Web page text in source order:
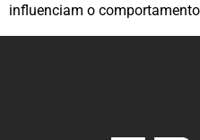
influenciam o